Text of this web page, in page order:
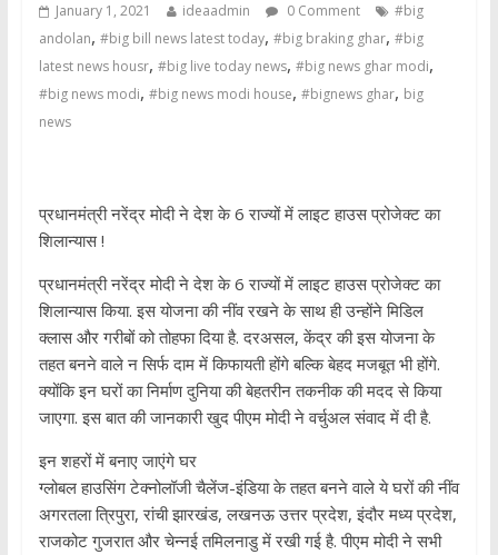
January 1, 2021 ideaadmin 0 Comment
#big
andolan, #big bill news latest today, #big braking ghar, #big
latest news housr, #big live today news, #big news ghar modi,
#big news modi, #big news modi house, #bignews ghar, big
news
प्रधानमंत्री नरेंद्र मोदी ने देश के 6 राज्यों में लाइट हाउस प्रोजेक्ट का
शिलान्‍यास !
प्रधानमंत्री नरेंद्र मोदी ने देश के 6 राज्यों में लाइट हाउस प्रोजेक्ट का
शिलान्‍यास किया. इस योजना की नींव रखने के साथ ही उन्होंने मिडिल
क्लास और गरीबों को तोहफा दिया है. दरअसल, केंद्र की इस योजना के
तहत बनने वाले न सिर्फ दाम में किफायती होंगे बल्कि बेहद मजबूत भी होंगे.
क्योंकि इन घरों का निर्माण दुनिया की बेहतरीन तकनीक की मदद से किया
जाएगा. इस बात की जानकारी खुद पीएम मोदी ने वर्चुअल संवाद में दी है.
इन शहरों में बनाए जाएंगे घर
ग्लोबल हाउसिंग टेक्नोलॉजी चैलेंज-इंडिया के तहत बनने वाले ये घरों की नींव
अगरतला त्रिपुरा, रांची झारखंड, लखनऊ उत्तर प्रदेश, इंदौर मध्य प्रदेश,
राजकोट गुजरात और चेन्नई तमिलनाडु में रखी गई है. पीएम मोदी ने सभी